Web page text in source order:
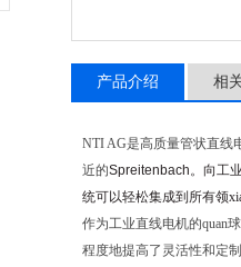
产品介绍 相
NTI AG是高质量管状直线
近的Spreitenbach。向工
统可以轻松集成到所有领
作为工业直线电机的quan
程度地提高了灵活性和定